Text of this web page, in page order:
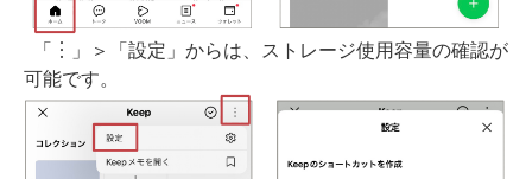
「︙」＞「設定」からは、ストレージ使用容量の確認が
可能です。